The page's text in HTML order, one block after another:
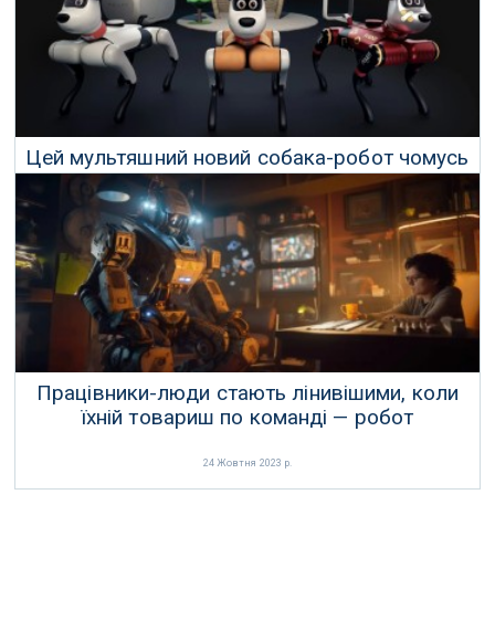
Цей мультяшний новий собака-робот чомусь
виглядає ще страшнішим
09 Грудня 2023 р.
Працівники-люди стають лінивішими, коли
їхній товариш по команді — робот
24 Жовтня 2023 р.